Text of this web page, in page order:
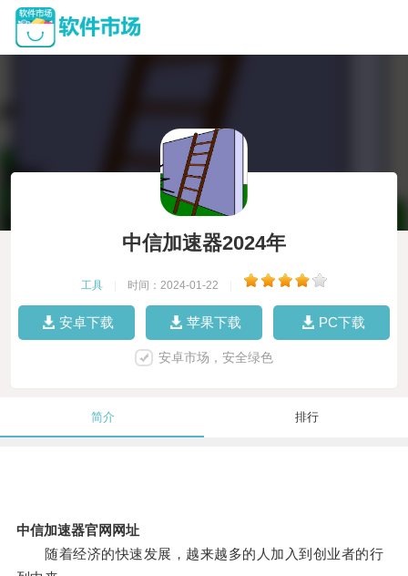
中信加速器2024年
工具 时间：2024-01-22
安卓下载 苹果下载 PC下载
安卓市场，安全绿色
简介 排行
中信加速器官网网址
随着经济的快速发展，越来越多的人加入到创业者的行